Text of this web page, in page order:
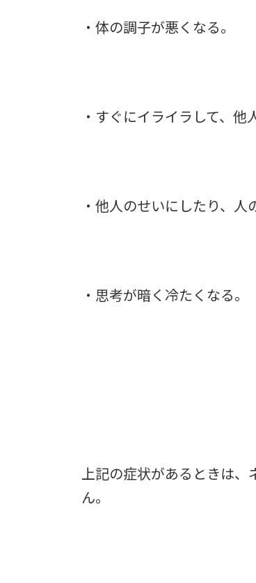
・体の調子が悪くなる。
・すぐにイライラして、他
・他人のせいにしたり、人
・思考が暗く冷たくなる。
上記の症状があるときは、
ん。